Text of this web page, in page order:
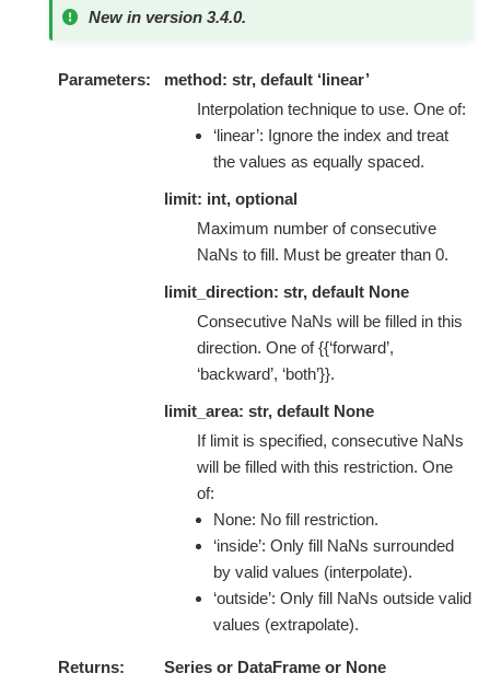
New in version 3.4.0.
Parameters
method: str, default ‘linear’
Interpolation technique to use. One of:
‘linear’: Ignore the index and treat
the values as equally spaced.
limit: int, optional
Maximum number of consecutive
NaNs to fill. Must be greater than 0.
limit_direction: str, default None
Consecutive NaNs will be filled in this
direction. One of {{‘forward’,
‘backward’, ‘both’}}.
limit_area: str, default None
If limit is specified, consecutive NaNs
will be filled with this restriction. One
of:
None: No fill restriction.
‘inside’: Only fill NaNs surrounded
by valid values (interpolate).
‘outside’: Only fill NaNs outside valid
values (extrapolate).
Returns
Series or DataFrame or None